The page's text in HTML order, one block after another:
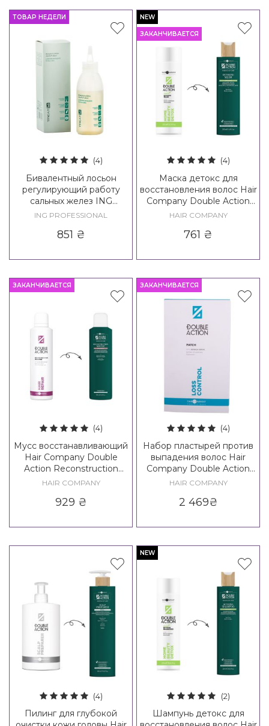
ТОВАР НЕДЕЛИ
(4)
Бивалентный лосьон
регулирующий работу
сальных желез ING
Treating Bivalent Lotion
ING PROFESSIONAL
851 ₴
NEW
ЗАКАНЧИВАЕТСЯ
(4)
Маска детокс для
восстановления волос Hair
Company Double Action
Exfoliate Home Beauty
HAIR COMPANY
761 ₴
ЗАКАНЧИВАЕТСЯ
(4)
Мусс восстанавливающий
Hair Company Double
Action Reconstruction
Mousse
HAIR COMPANY
929 ₴
ЗАКАНЧИВАЕТСЯ
(4)
Набор пластырей против
выпадения волос Hair
Company Double Action
Loss Control Patch
HAIR COMPANY
2 469₴
(4)
Пилинг для глубокой
NEW
(2)
Шампунь детокс для